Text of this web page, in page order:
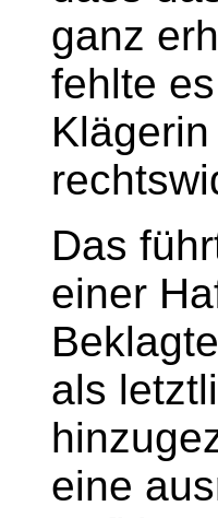
ganz
fehlte
Das
einer
als
eine